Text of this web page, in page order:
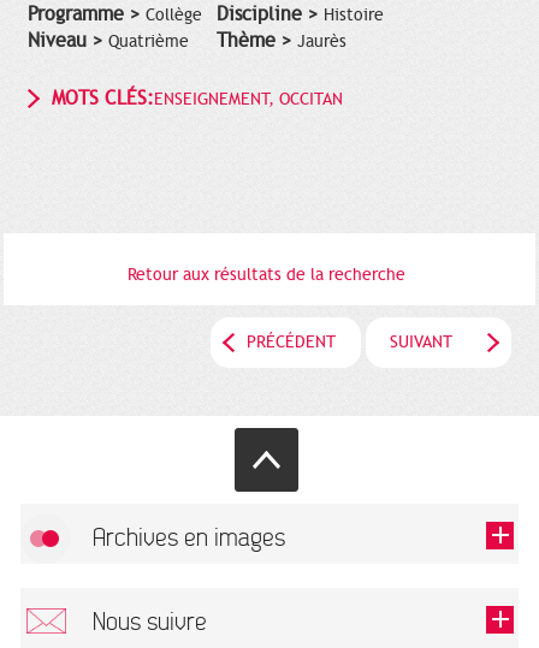
Programme > Collège
Niveau > Quatrième
Discipline > Histoire
Thème > Jaurès
MOTS CLÉS:ENSEIGNEMENT, OCCITAN
Retour aux résultats de la recherche
PRÉCÉDENT SUIVANT
Archives en images
Nous suivre